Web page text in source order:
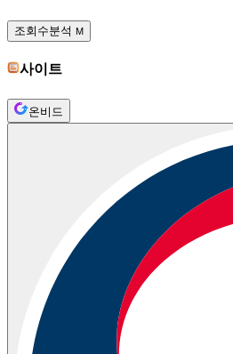
조회수분석 M
사이트
온비드